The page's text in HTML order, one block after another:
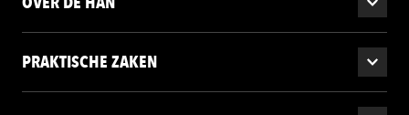
PRAKTISCHE ZAKEN